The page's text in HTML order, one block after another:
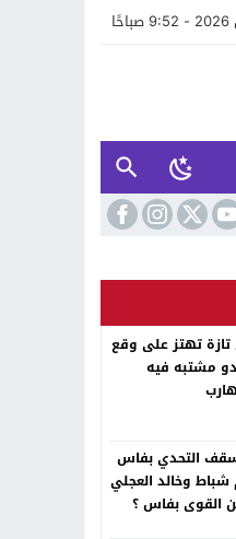
تهتز على وقع
مشتبه فيه
التحدي بفاس
وخالد العجلي
القوى بفاس ؟